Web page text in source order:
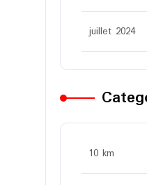
juillet 2024
10 km